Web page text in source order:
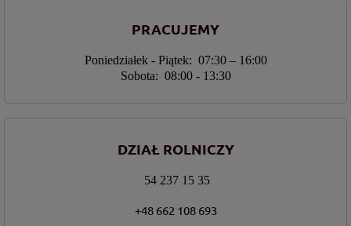
PRACUJEMY
Poniedziałek - Piątek: 07:30 – 16:00
Sobota: 08:00 - 13:30
DZIAŁ ROLNICZY
54 237 15 35
+48 662 108 693